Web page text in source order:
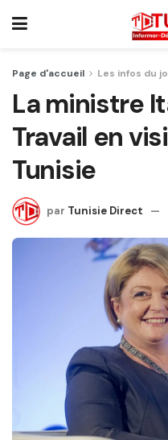
Page d'accueil Les infos du
La ministre
Travail en
Tunisie
par Tunisie Direct